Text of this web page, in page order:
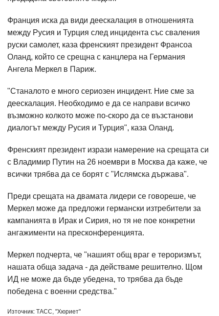
Франция иска да види деескалация в отношенията
между Русия и Турция след инцидента със сваления
руски самолет, каза френският президент Франсоа
Оланд, който се срещна с канцлера на Германия
Ангела Меркел в Париж.
"Станалото е много сериозен инцидент. Ние сме за
деескалация. Необходимо е да се направи всичко
възможно колкото може по-скоро да се възстанови
диалогът между Русия и Турция", каза Оланд.
Френският президент изрази намерение на срещата си
с Владимир Путин на 26 ноември в Москва да каже, че
всички трябва да се борят с "Ислямска държава".
Преди срещата на двамата лидери се говореше, че
Меркел може да предложи германски изтребители за
кампанията в Ирак и Сирия, но тя не пое конкретни
ангажименти на пресконференцията.
Меркел подчерта, че "нашият общ враг е тероризмът,
нашата обща задача - да действаме решително. Щом
ИД не може да бъде убедена, то трябва да бъде
победена с военни средства."
Източник: ТАСС, "Хюриет"